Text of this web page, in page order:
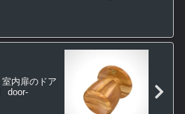
室内扉のドア
door-